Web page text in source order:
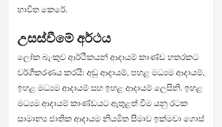
භාවිත කෙරේ.
උසස්වීමේ අර්ථය
ලෝක බැංකුව ආර්ථිකයන් ආදායම් කාණ්ඩ හතරකට
වර්ගීකරණය කරයි: අඩු ආදායම්, පහළ මධ්‍යම ආදායම්,
ඉහළ මධ්‍යම ආදායම් සහ ඉහළ ආදායම් ලෙසිනි. ඉහළ
මධ්‍යම ආදායම් කාණ්ඩයට ඇතුළත් වීම යනු රටක
සාමාන්‍ය ජාතික ආදායම නියමිත සීමාව ඉක්මවා ගොස්